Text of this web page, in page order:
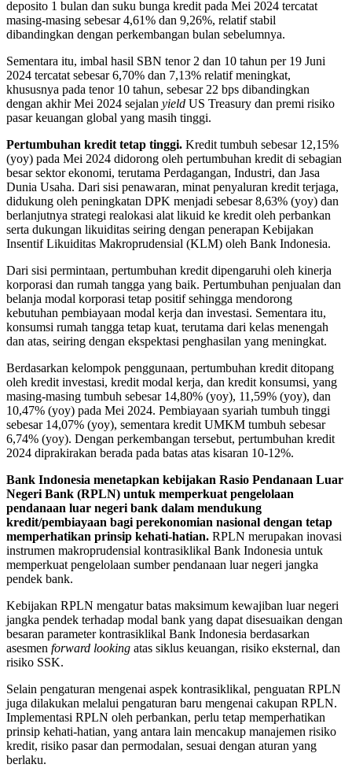
deposito 1 bulan dan suku bunga kredit pada Mei 2024 tercatat
masing-masing sebesar 4,61% dan 9,26%, relatif stabil
dibandingkan dengan perkembangan bulan sebelumnya.
Sementara itu, imbal hasil SBN tenor 2 dan 10 tahun per 19 Juni
2024 tercatat sebesar 6,70% dan 7,13% relatif meningkat,
khususnya pada tenor 10 tahun, sebesar 22 bps dibandingkan
dengan akhir Mei 2024 sejalan yield US Treasury dan premi risiko
pasar keuangan global yang masih tinggi.
Pertumbuhan kredit tetap tinggi. Kredit tumbuh sebesar 12,15%
(yoy) pada Mei 2024 didorong oleh pertumbuhan kredit di sebagian
besar sektor ekonomi, terutama Perdagangan, Industri, dan Jasa
Dunia Usaha. Dari sisi penawaran, minat penyaluran kredit terjaga,
didukung oleh peningkatan DPK menjadi sebesar 8,63% (yoy) dan
berlanjutnya strategi realokasi alat likuid ke kredit oleh perbankan
serta dukungan likuiditas seiring dengan penerapan Kebijakan
Insentif Likuiditas Makroprudensial (KLM) oleh Bank Indonesia.
Dari sisi permintaan, pertumbuhan kredit dipengaruhi oleh kinerja
korporasi dan rumah tangga yang baik. Pertumbuhan penjualan dan
belanja modal korporasi tetap positif sehingga mendorong
kebutuhan pembiayaan modal kerja dan investasi. Sementara itu,
konsumsi rumah tangga tetap kuat, terutama dari kelas menengah
dan atas, seiring dengan ekspektasi penghasilan yang meningkat.
Berdasarkan kelompok penggunaan, pertumbuhan kredit ditopang
oleh kredit investasi, kredit modal kerja, dan kredit konsumsi, yang
masing-masing tumbuh sebesar 14,80% (yoy), 11,59% (yoy), dan
10,47% (yoy) pada Mei 2024. Pembiayaan syariah tumbuh tinggi
sebesar 14,07% (yoy), sementara kredit UMKM tumbuh sebesar
6,74% (yoy). Dengan perkembangan tersebut, pertumbuhan kredit
2024 diprakirakan berada pada batas atas kisaran 10-12%.
Bank Indonesia menetapkan kebijakan Rasio Pendanaan Luar
Negeri Bank (RPLN) untuk memperkuat pengelolaan
pendanaan luar negeri bank dalam mendukung
kredit/pembiayaan bagi perekonomian nasional dengan tetap
memperhatikan prinsip kehati-hatian. RPLN merupakan inovasi
instrumen makroprudensial kontrasiklikal Bank Indonesia untuk
memperkuat pengelolaan sumber pendanaan luar negeri jangka
pendek bank.
Kebijakan RPLN mengatur batas maksimum kewajiban luar negeri
jangka pendek terhadap modal bank yang dapat disesuaikan dengan
besaran parameter kontrasiklikal Bank Indonesia berdasarkan
asesmen forward looking atas siklus keuangan, risiko eksternal, dan
risiko SSK.
Selain pengaturan mengenai aspek kontrasiklikal, penguatan RPLN
juga dilakukan melalui pengaturan baru mengenai cakupan RPLN.
Implementasi RPLN oleh perbankan, perlu tetap memperhatikan
prinsip kehati-hatian, yang antara lain mencakup manajemen risiko
kredit, risiko pasar dan permodalan, sesuai dengan aturan yang
berlaku.